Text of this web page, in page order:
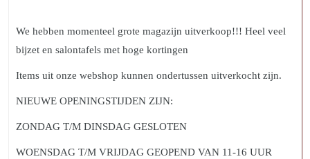
We hebben momenteel grote magazijn uitverkoop!!! Heel veel
bijzet en salontafels met hoge kortingen
Items uit onze webshop kunnen ondertussen uitverkocht zijn.
NIEUWE OPENINGSTIJDEN ZIJN:
ZONDAG T/M DINSDAG GESLOTEN
WOENSDAG T/M VRIJDAG GEOPEND VAN 11-16 UUR